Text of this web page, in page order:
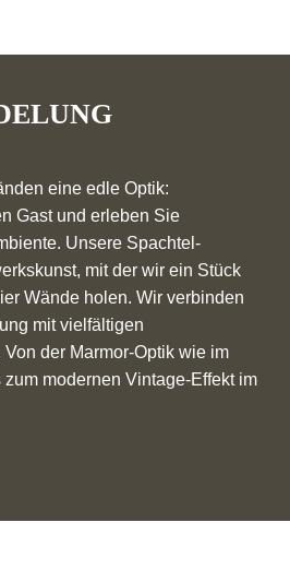
eine edle Optik:
Gast und erleben Sie
Unsere Spachtel-
mit der wir ein Stück
Wände holen. Wir verbinden
mit vielfältigen
der Marmor-Optik wie im
modernen Vintage-Effekt im